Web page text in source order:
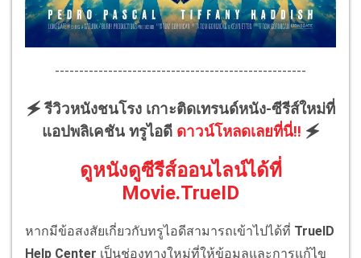
----------------------------------------------------
🗲 รีวิวหนังชนโรง เกาะติดเทรนด์หนัง-ซีรีส์ใหม่ที่
แอปพลิเคชัน ทรูไอดี ดาวน์โหลดเลยที่นี่!! 🗲
ดูหนังดูซีรีส์ออนไลน์ได้ที่
Movie.TrueID
หากมีข้อสงสัยเกี่ยวกับทรูไอดีสามารถเข้าไปได้ที่ TrueID
Help Center เป็นช่องทางใหม่ที่ให้ข้อมูลและการแก้ไข